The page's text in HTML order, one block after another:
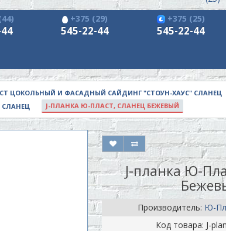
+375 (29)
545-22-44
+375 (25)
545-22-44
ЦОКОЛЬНЫЙ И ФАСАДНЫЙ САЙДИНГ "СТОУН-ХАУС" СЛАНЕЦ
J-ПЛАНКА Ю-ПЛАСТ, СЛАНЕЦ БЕЖЕВЫЙ
J-планка Ю-
Производитель: Ю-
Код товара: J-